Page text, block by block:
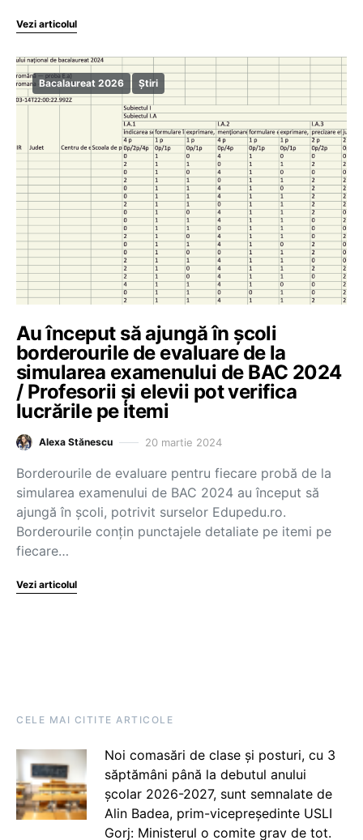
Vezi articolul
Bacalaureat 2026 Știri
Au început să ajungă în școli
borderourile de evaluare de la
simularea examenului de BAC 2024
/ Profesorii și elevii pot verifica
lucrările pe itemi
Alexa Stănescu 20 martie 2024
Borderourile de evaluare pentru fiecare probă de la
simularea examenului de BAC 2024 au început să
ajungă în școli, potrivit surselor Edupedu.ro.
Borderourile conțin punctajele detaliate pe itemi pe
fiecare…
Vezi articolul
CELE MAI CITITE ARTICOLE
Noi comasări de clase și posturi, cu 3
săptămâni până la debutul anului
școlar 2026-2027, sunt semnalate de
Alin Badea, prim-vicepreședinte USLI
Gorj: Ministerul o comite grav de tot.